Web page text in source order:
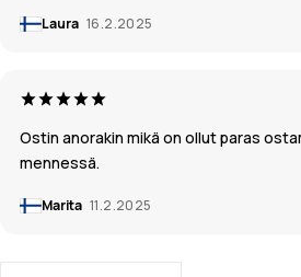
Laura 16.2.2025
Ostin anorakin mikä on ollut paras
mennessä.
Marita 11.2.2025